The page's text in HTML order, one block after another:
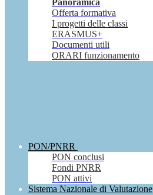
Panoramica
Offerta formativa
I progetti delle classi
ERASMUS+
Documenti utili
ORARI funzionamento
PON/PNRR
PON conclusi
Fondi PNRR
PON attivi
Sistema Nazionale di Valutazione